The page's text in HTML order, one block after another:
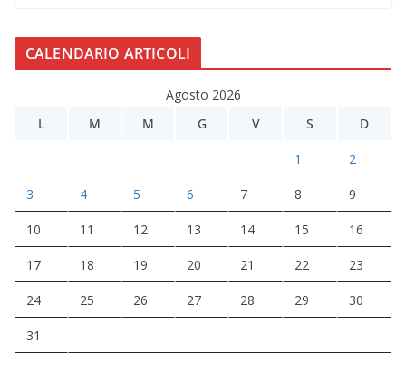
CALENDARIO ARTICOLI
Agosto 2026
L
M M G V S D
1 2
3 4 5 6 7 8 9
10 11 12 13 14 15 16
17 18 19 20 21 22 23
24 25 26 27 28 29 30
31